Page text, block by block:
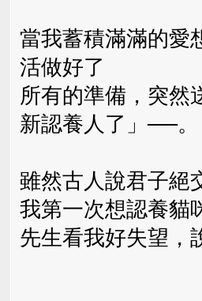
當我蓄積滿滿的愛
活做好了
所有的準備，突然
新認養人了」──。
雖然古人說君子絕
我第一次想認養貓
先生看我好失望，